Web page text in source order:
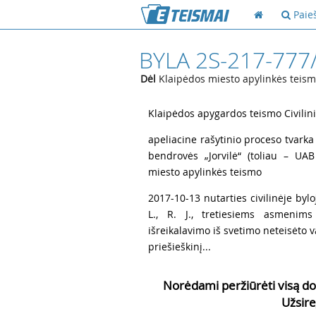
BYLA 2S-217-
Dėl Klaipėdos miesto apylinkės
Klaipėdos apygardos teismo
apeliacine rašytinio proceso
bendrovės „Jorvilė“ (toliau –
miesto apylinkės teismo
2017-10-13 nutarties civilinėje
L., R. J., tretiesiems
išreikalavimo iš svetimo neteisėto
priešieškinį...
Norėdami peržiūrėti visą